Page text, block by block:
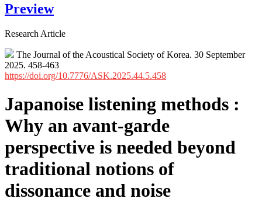
Preview
Research Article
The Journal of the Acoustical Society of Korea. 30 September
2025. 458-463
https://doi.org/10.7776/ASK.2025.44.5.458
Japanoise listening methods :
Why an avant-garde
perspective is needed beyond
traditional notions of
dissonance and noise